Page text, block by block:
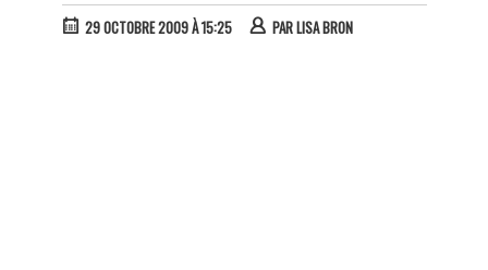
29 OCTOBRE 2009 À 15:25 PARLISA BRON